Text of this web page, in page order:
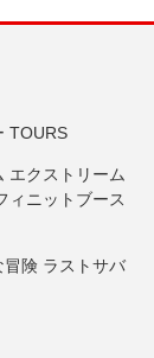
TOURS
エクストリーム
ィニットブース
険 ラストサバ